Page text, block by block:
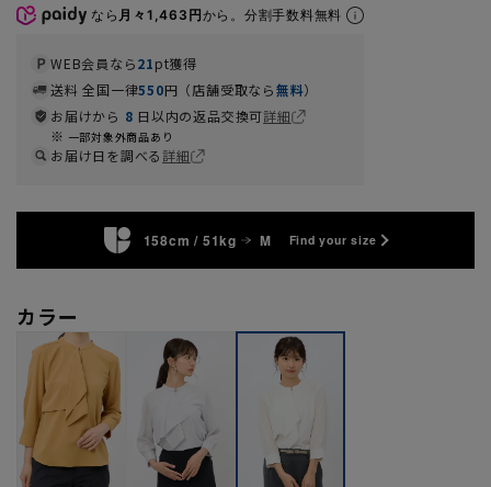
なら 月々1,463円から。分割手数料無料
WEB会員なら21pt獲得
送料 全国一律550円（店舗受取なら無料）
お届けから 8 日以内の返品交換可詳細
一部対象外商品あり
お届け日を調べる詳細
158cm / 51kg M Find your size
カラー